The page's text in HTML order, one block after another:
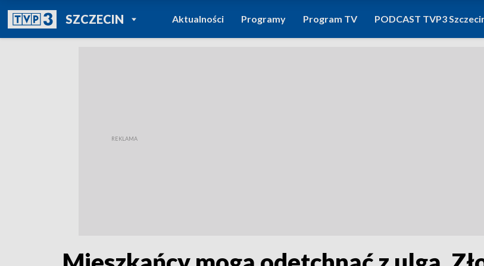
SZCZECINPOWRÓT DO
TVP REGIONY
Aktualności Programy Program TV PODCAST TVP3